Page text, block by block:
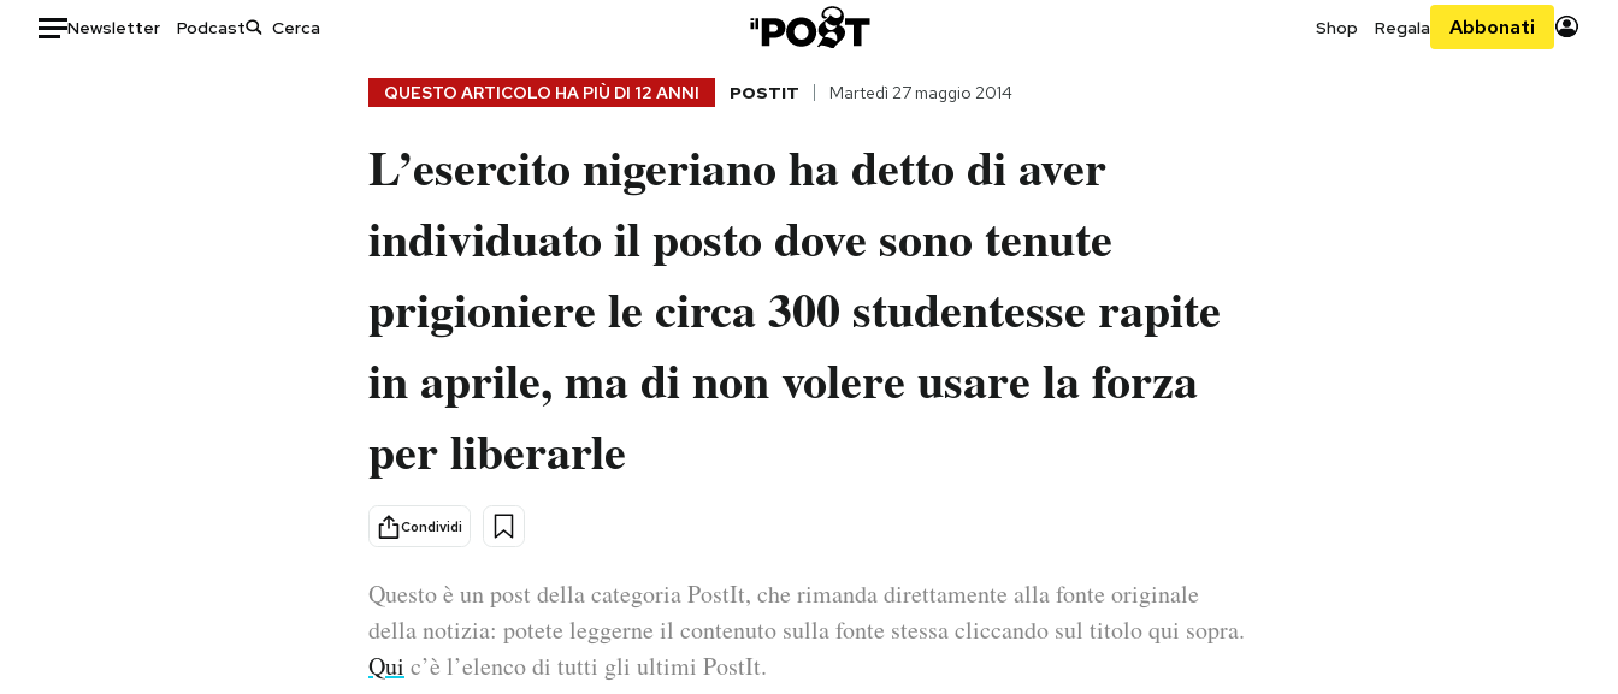
Newsletter Podcast Shop Regala Abbonati
Storie/Idee
Ok Boomer!
Altrecose
Mondiali calcio 2026
QUESTO ARTICOLO HA PIÙ DI 12 ANNI POSTIT Martedì 27 maggio 2014
L’esercito nigeriano ha detto di aver
individuato il posto dove sono tenute
prigioniere le circa 300 studentesse rapite
in aprile, ma di non volere usare la forza
per liberarle
Condividi
Questo è un post della categoria PostIt, che rimanda direttamente alla fonte originale
della notizia: potete leggerne il contenuto sulla fonte stessa cliccando sul titolo qui sopra.
Qui c’è l’elenco di tutti gli ultimi PostIt.